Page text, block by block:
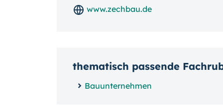
www.zechbau.de
thematisch passende
Bauunternehmen